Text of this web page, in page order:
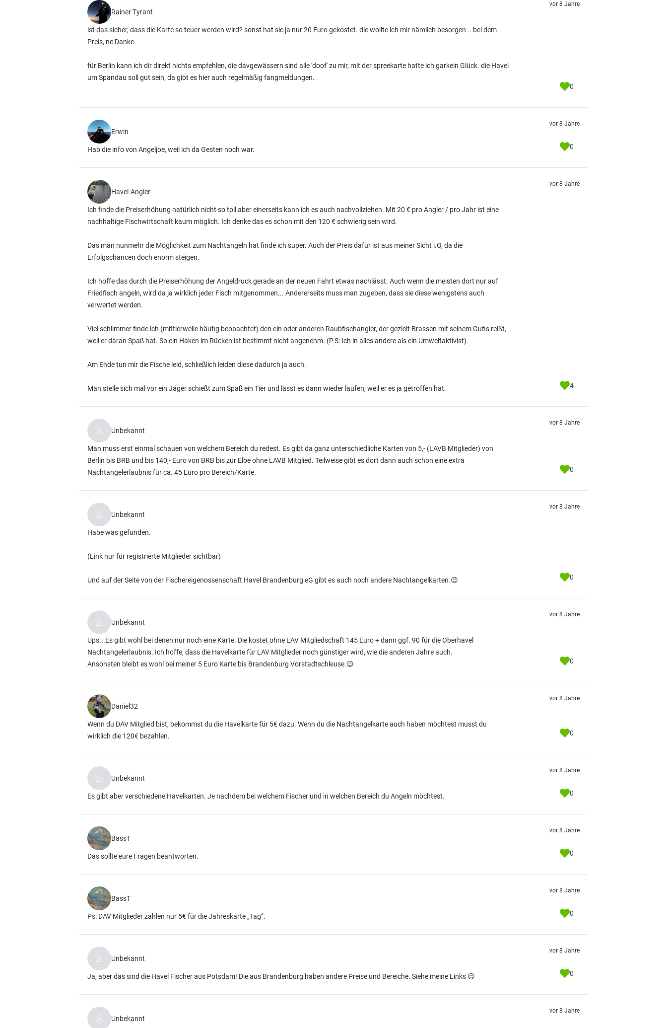
Rainer Tyrant
ist das sicher, dass die Karte so teuer werden wird? sonst hat sie ja nur 20 Euro gekostet. die wollte ich mir nämlich besorgen .. bei dem
Preis, ne Danke.
für Berlin kann ich dir direkt nichts empfehlen, die davgewässern sind alle 'doof' zu mir, mit der spreekarte hatte ich garkein Glück. die Havel
um Spandau soll gut sein, da gibt es hier auch regelmäßig fangmeldungen.
vor 8 Jahre
0
Erwin
Hab die info von Angeljoe, weil ich da Gesten noch war.
vor 8 Jahre
0
Havel-Angler
Ich finde die Preiserhöhung natürlich nicht so toll aber einerseits kann ich es auch nachvollziehen. Mit 20 € pro Angler / pro Jahr ist eine
nachhaltige Fischwirtschaft kaum möglich. Ich denke das es schon mit den 120 € schwierig sein wird.
Das man nunmehr die Möglichkeit zum Nachtangeln hat finde ich super. Auch der Preis dafür ist aus meiner Sicht i.O, da die
Erfolgschancen doch enorm steigen.
Ich hoffe das durch die Preiserhöhung der Angeldruck gerade an der neuen Fahrt etwas nachlässt. Auch wenn die meisten dort nur auf
Friedfisch angeln, wird da ja wirklich jeder Fisch mitgenommen... Andererseits muss man zugeben, dass sie diese wenigstens auch
verwertet werden.
Viel schlimmer finde ich (mittlerweile häufig beobachtet) den ein oder anderen Raubfischangler, der gezielt Brassen mit seinem Gufis reißt,
weil er daran Spaß hat. So ein Haken im Rücken ist bestimmt nicht angenehm. (P.S: Ich in alles andere als ein Umweltaktivist).
Am Ende tun mir die Fische leid, schließlich leiden diese dadurch ja auch.
Man stelle sich mal vor ein Jäger schießt zum Spaß ein Tier und lässt es dann wieder laufen, weil er es ja getroffen hat.
vor 8 Jahre
4
Unbekannt
Man muss erst einmal schauen von welchem Bereich du redest. Es gibt da ganz unterschiedliche Karten von 5,- (LAVB Mitglieder) von
Berlin bis BRB und bis 140,- Euro von BRB bis zur Elbe ohne LAVB Mitglied. Teilweise gibt es dort dann auch schon eine extra
Nachtangelerlaubnis für ca. 45 Euro pro Bereich/Karte.
vor 8 Jahre
0
Unbekannt
Habe was gefunden.
(Link nur für registrierte Mitglieder sichtbar)
Und auf der Seite von der Fischereigenossenschaft Havel Brandenburg eG gibt es auch noch andere Nachtangelkarten.😉
vor 8 Jahre
0
Unbekannt
Ups...Es gibt wohl bei denen nur noch eine Karte. Die kostet ohne LAV Mitgliedschaft 145 Euro + dann ggf. 90 für die Oberhavel
Nachtangelerlaubnis. Ich hoffe, dass die Havelkarte für LAV Mitglieder noch günstiger wird, wie die anderen Jahre auch.
Ansonsten bleibt es wohl bei meiner 5 Euro Karte bis Brandenburg Vorstadtschleuse.😉
vor 8 Jahre
0
Daniel32
Wenn du DAV Mitglied bist, bekommst du die Havelkarte für 5€ dazu. Wenn du die Nachtangelkarte auch haben möchtest musst du
wirklich die 120€ bezahlen.
vor 8 Jahre
0
Unbekannt
Es gibt aber verschiedene Havelkarten. Je nachdem bei welchem Fischer und in welchen Bereich du Angeln möchtest.
vor 8 Jahre
0
BassT
Das sollte eure Fragen beantworten.
vor 8 Jahre
0
BassT
Ps: DAV Mitglieder zahlen nur 5€ für die Jahreskarte „Tag“.
vor 8 Jahre
0
Unbekannt
Ja, aber das sind die Havel Fischer aus Potsdam! Die aus Brandenburg haben andere Preise und Bereiche. Siehe meine Links 😉
vor 8 Jahre
0
Unbekannt
vor 8 Jahre